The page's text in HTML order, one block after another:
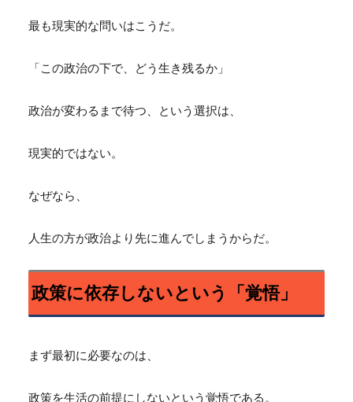
最も現実的な問いはこうだ。
「この政治の下で、どう生き残るか」
政治が変わるまで待つ、という選択は、
現実的ではない。
なぜなら、
人生の方が政治より先に進んでしまうからだ。
政策に依存しないという「覚悟」
まず最初に必要なのは、
政策を生活の前提にしないという覚悟である。